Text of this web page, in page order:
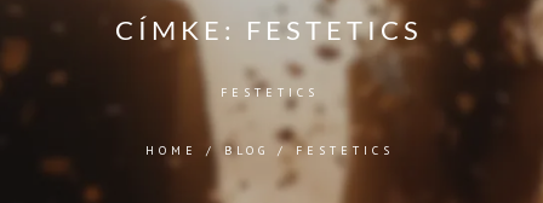
CÍMKE: FESTETICS
FESTETICS
HOME / BLOG / FESTETICS